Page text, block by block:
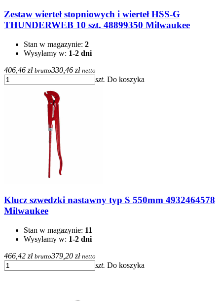
Zestaw wierteł stopniowych i wierteł HSS-G
THUNDERWEB 10 szt. 48899350 Milwaukee
Stan w magazynie: 2
Wysyłamy w: 1-2 dni
406,46 zł brutto330,46 zł netto
szt. Do koszyka
Klucz szwedzki nastawny typ S 550mm 4932464578
Milwaukee
Stan w magazynie: 11
Wysyłamy w: 1-2 dni
466,42 zł brutto379,20 zł netto
szt. Do koszyka